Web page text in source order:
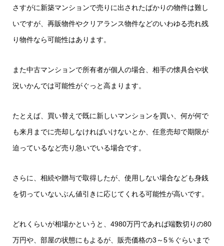
さすがに新築マンションで売りに出されたばかりの物件は難し
いですが、再販物件やクリアランス物件などのいわゆる売れ残
り物件なら可能性はあります。
また中古マンションで所有者が個人の場合、相手の懐具合や状
況いかんでは可能性がぐっと高まります。
たとえば、買い替えで既に新しいマンションを買い、何が何で
も来月までに売却しなければいけないとか、任意売却で期限が
迫っているなど売り急いでいる場合です。
さらに、相続や贈与で取得したが、使用しない場合なども身銭
を切っていないぶん値引きに応じてくれる可能性が高いです。
どれくらいが相場かというと、4980万円であれば端数切りの80
万円や、部屋の状態にもよるが、販売価格の3～5％ぐらいまで